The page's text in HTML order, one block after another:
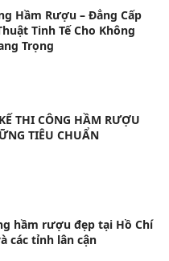
Hầm Rượu – Đẳng Cấp
Tinh Tế Cho Không
Trọng
THI CÔNG HẦM RƯỢU
TIÊU CHUẨN
hầm rượu đẹp tại Hồ Chí
các tỉnh lân cận